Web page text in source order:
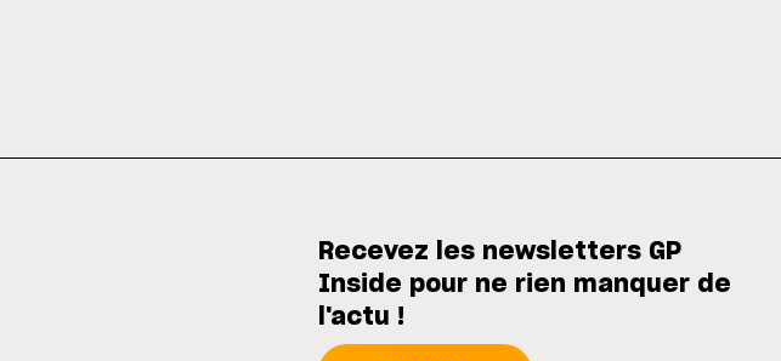
Recevez les newsletters GP
Inside pour ne rien manquer de
l'actu !